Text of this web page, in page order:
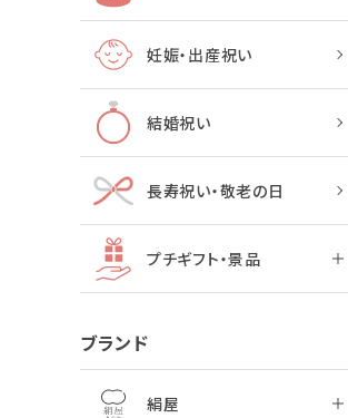
妊娠・出産祝い
結婚祝い
長寿祝い・敬老の日
プチギフト・景品
ブランド
絹屋